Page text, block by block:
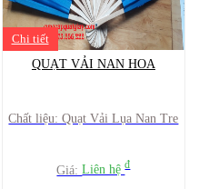
Chi tiết
QUẠT VẢI NAN HOA
Chất liệu: Quạt Vải Lụa Nan Tre
Giá:Liên hệđ